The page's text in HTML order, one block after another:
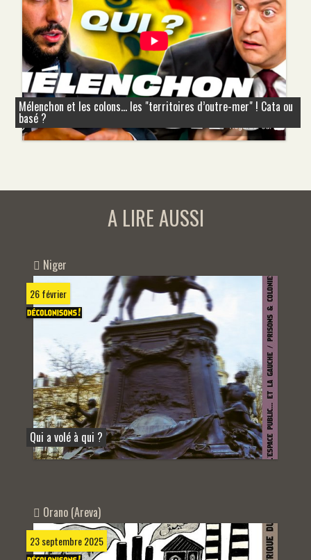
Mélenchon et les colons... les "territoires d’outre-mer" ! Cata ou
basé ?
A LIRE AUSSI
Niger
26 février
Qui a volé à qui ?
Orano (Areva)
23 septembre 2025